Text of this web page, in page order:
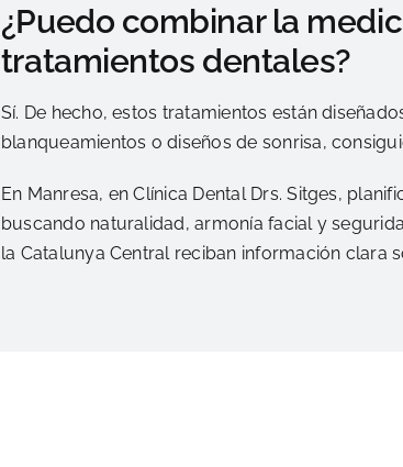
¿Puedo combinar la
tratamientos dentales?
Sí. De hecho, estos tratamientos están
blanqueamientos o diseños de sonrisa,
En Manresa, en Clínica Dental Drs. Sitges,
buscando naturalidad, armonía facial y
la Catalunya Central reciban información clara